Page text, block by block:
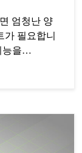
엄청난 양
가 필요합니
능을…
께 알아보세요